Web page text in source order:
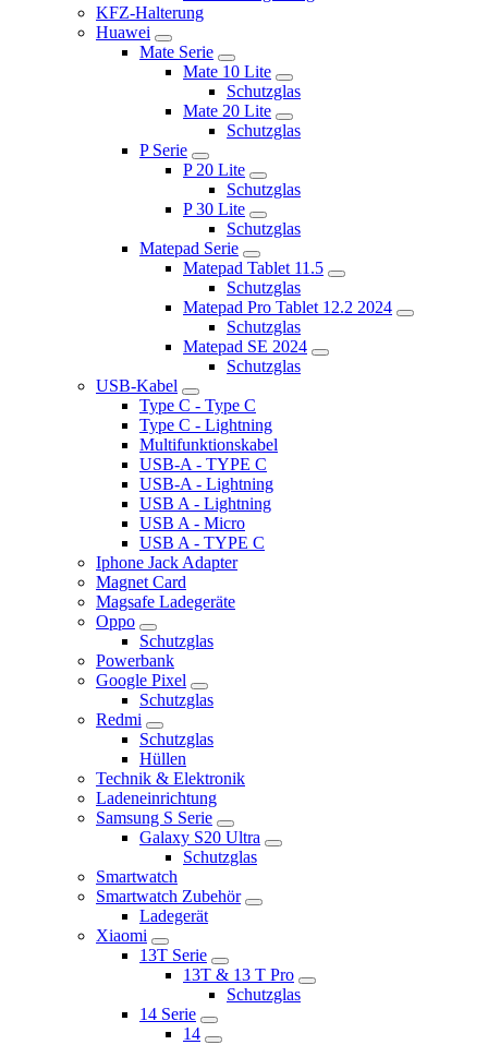
KFZ-Halterung
Huawei
Mate Serie
Mate 10 Lite
Schutzglas
Mate 20 Lite
Schutzglas
P Serie
P 20 Lite
Schutzglas
P 30 Lite
Schutzglas
Matepad Serie
Matepad Tablet 11.5
Schutzglas
Matepad Pro Tablet 12.2 2024
Schutzglas
Matepad SE 2024
Schutzglas
USB-Kabel
Type C - Type C
Type C - Lightning
Multifunktionskabel
USB-A - TYPE C
USB-A - Lightning
USB A - Lightning
USB A - Micro
USB A - TYPE C
Iphone Jack Adapter
Magnet Card
Magsafe Ladegeräte
Oppo
Schutzglas
Powerbank
Google Pixel
Schutzglas
Redmi
Schutzglas
Hüllen
Technik & Elektronik
Ladeneinrichtung
Samsung S Serie
Galaxy S20 Ultra
Schutzglas
Smartwatch
Smartwatch Zubehör
Ladegerät
Xiaomi
13T Serie
13T & 13 T Pro
Schutzglas
14 Serie
14